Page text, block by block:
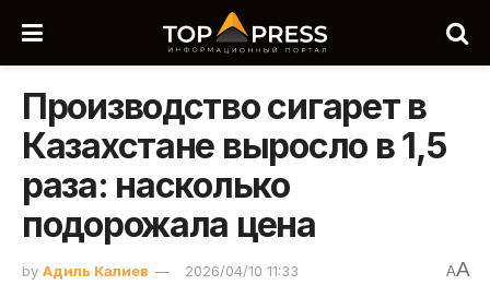
Производство сигарет в
Казахстане выросло в 1,5
раза: насколько
подорожала цена
by Адиль Калиев 2026/04/10 11:33 AA